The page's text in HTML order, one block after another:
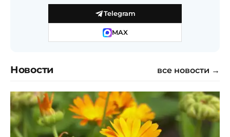
Telegram
MAX
Новости все новости →